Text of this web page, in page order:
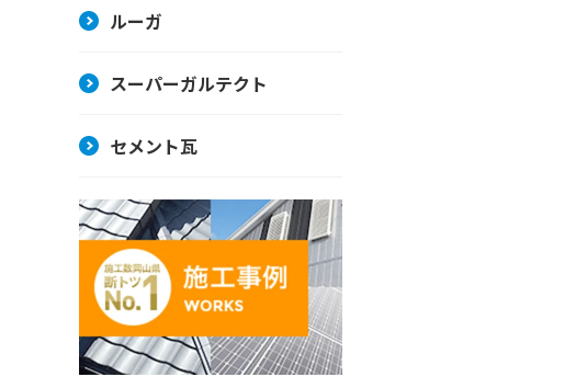
ルーガ
スーパーガルテクト
セメント瓦